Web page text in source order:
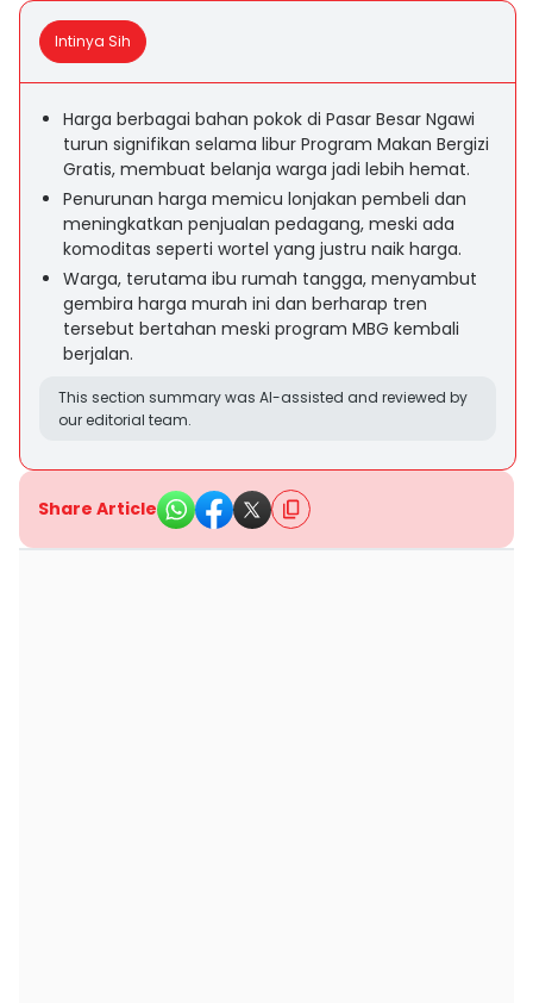
Intinya Sih
Harga berbagai bahan pokok di Pasar Besar Ngawi
turun signifikan selama libur Program Makan Bergizi
Gratis, membuat belanja warga jadi lebih hemat.
Penurunan harga memicu lonjakan pembeli dan
meningkatkan penjualan pedagang, meski ada
komoditas seperti wortel yang justru naik harga.
Warga, terutama ibu rumah tangga, menyambut
gembira harga murah ini dan berharap tren
tersebut bertahan meski program MBG kembali
berjalan.
This section summary was AI-assisted and reviewed by
our editorial team.
Share Article